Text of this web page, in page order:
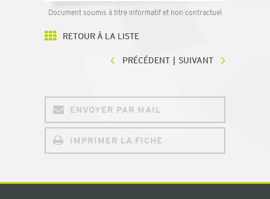
Document soumis à titre informatif et non contractuel
RETOUR À LA LISTE
PRÉCÉDENT SUIVANT
ENVOYER PAR MAIL
IMPRIMER LA FICHE